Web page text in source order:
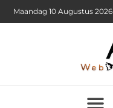
Maandag 10 Augustus 2026